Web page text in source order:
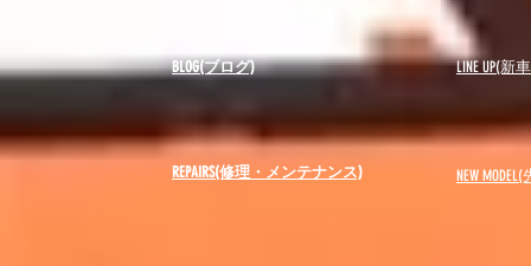
BLOG(ブログ) LINE UP(新
REPAIRS(修理・メンテナンス) NEW MODEL(